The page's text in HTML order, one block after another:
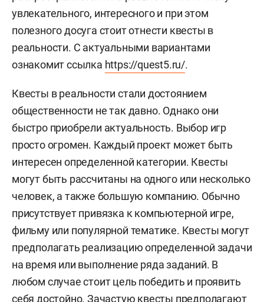
увлекательного, интересного и при этом
полезного досуга стоит отнести квесты в
реальности. С актуальными вариантами
ознакомит ссылка https://quest5.ru/.
Квесты в реальности стали достоянием
общественности не так давно. Однако они
быстро приобрели актуальность. Выбор игр
просто огромен. Каждый проект может быть
интересен определенной категории. Квесты
могут быть рассчитаны на одного или несколько
человек, а также большую компанию. Обычно
присутствует привязка к компьютерной игре,
фильму или популярной тематике. Квесты могут
предполагать реализацию определенной задачи
на время или выполнение ряда заданий. В
любом случае стоит цель победить и проявить
себя достойно. Зачастую квесты предполагают